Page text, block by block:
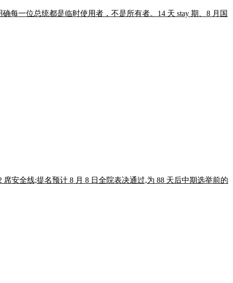
每一位总统都是临时使用者，不是所有者。14 天 stay 期、8 月国
安全线;提名预计 8 月 8 日全院表决通过,为 88 天后中期选举前的